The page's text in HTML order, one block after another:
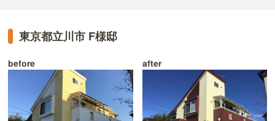
東京都立川市 F様邸
before after